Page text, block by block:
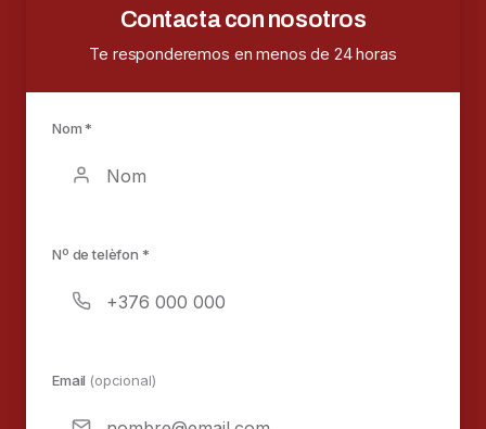
Contacta con nosotros
Te responderemos en menos de 24 horas
Nom *
Nº de telèfon *
Email (opcional)